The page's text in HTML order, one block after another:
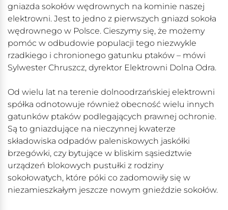
gniazda sokołów wędrownych na kominie naszej
elektrowni. Jest to jedno z pierwszych gniazd sokoła
wędrownego w Polsce. Cieszymy się, że możemy
pomóc w odbudowie populacji tego niezwykle
rzadkiego i chronionego gatunku ptaków – mówi
Sylwester Chruszcz, dyrektor Elektrowni Dolna Odra.
Od wielu lat na terenie dolnoodrzańskiej elektrowni
spółka odnotowuje również obecność wielu innych
gatunków ptaków podlegających prawnej ochronie.
Są to gniazdujące na nieczynnej kwaterze
składowiska odpadów paleniskowych jaskółki
brzegówki, czy bytujące w bliskim sąsiedztwie
urządzeń blokowych pustułki z rodziny
sokołowatych, które póki co zadomowiły się w
niezamieszkałym jeszcze nowym gnieździe sokołów.